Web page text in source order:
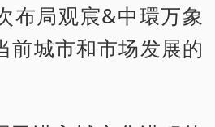
布局观宸&中環万象
前城市和市场发展的